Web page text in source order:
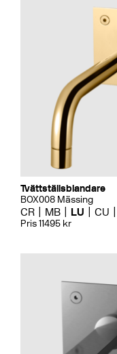
Tvättställsblandare
BOX008 Mässing
CR MB LU CU
Pris 11495 kr